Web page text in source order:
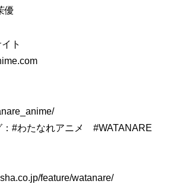
優
ト
：#わたなれアニメ #WATANARE
feature/watanare/